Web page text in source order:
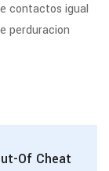
contactos igual
perduracion
Of Cheat